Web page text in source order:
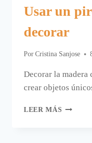
Usar un
decorar
Por Cristina Sanjose
Decorar la madera
crear objetos
LEER MÁS USAR